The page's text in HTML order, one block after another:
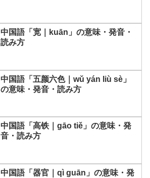
中国語「宽｜kuān」の意味・発音・
読み方
中国語「五颜六色｜wǔ yán liù sè」
の意味・発音・読み方
中国語「高铁｜gāo tiě」の意味・発
音・読み方
中国語「器官｜qì guān」の意味・発